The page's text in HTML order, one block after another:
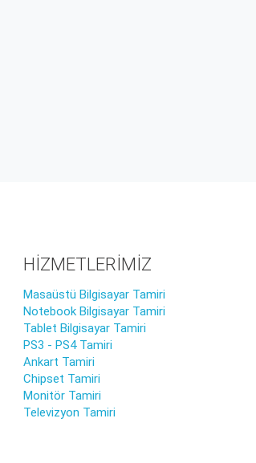
HİZMETLERİMİZ
Masaüstü Bilgisayar Tamiri
Notebook Bilgisayar Tamiri
Tablet Bilgisayar Tamiri
PS3 - PS4 Tamiri
Ankart Tamiri
Chipset Tamiri
Monitör Tamiri
Televizyon Tamiri